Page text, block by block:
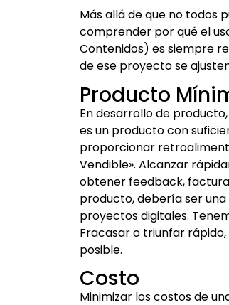
Más allá de que no todos
comprender por qué el
Contenidos) es siempre
de ese proyecto se
Producto
En desarrollo de
es un producto con
proporcionar
Vendible». Alcanzar
obtener feedback,
producto, debería ser
proyectos digitales.
Fracasar o triunfar
posible.
Costo
Minimizar los costos de